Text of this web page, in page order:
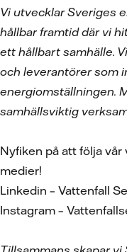
Vi utvecklar Sveriges
hållbar framtid där vi
ett hållbart samhälle.
och leverantörer som
energiomställningen.
samhällsviktig
Nyfiken på att följa vår
medier!
Linkedin – Vattenfall
Instagram –